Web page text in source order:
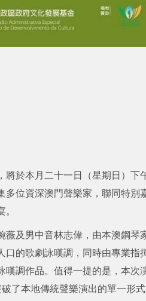
於本月二十一日（星期日）下
位資深澳門聲樂家，聯同特別
及男中音林志偉，由本澳鋼琴
的歌劇詠嘆調，同時由專業指
調作品。值得一提的是，本次
了本地傳統聲樂演出的單一形